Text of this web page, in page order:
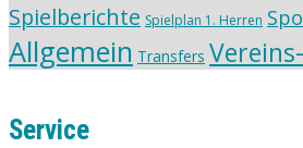
Spielberichte Spielplan 1. Herren
Allgemein Transfers
Service